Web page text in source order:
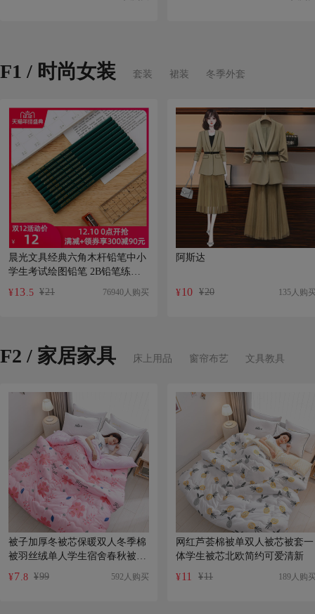
F1 / 时尚女装 套装 裙装 冬季外套
晨光文具经典六角木杆铅笔中小
学生考试绘图铅笔 2B铅笔练字
笔20支 AWP35715
¥13.5 ¥21 76940人购买
阿斯达
¥10 ¥20 135人购
F2 / 家居家具 床上用品 窗帘布艺 文具教具
被子加厚冬被芯保暖双人冬季棉
被羽丝绒单人学生宿舍春秋被芯
冬天
¥7.8 ¥99 592人购买
网红芦荟棉被单双人被芯被套一
体学生被芯北欧简约可爱清新
¥11 ¥11 189人购